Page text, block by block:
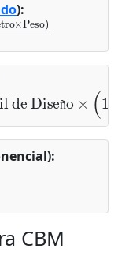
):
ñ
Útil de Diseño
CBM